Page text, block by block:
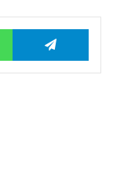
WhatsApp